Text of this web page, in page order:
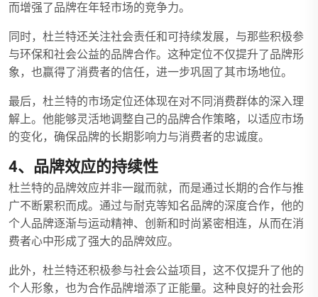
而增强了品牌在年轻市场的竞争力。
同时，杜兰特还关注社会责任和可持续发展，与那些积极参
与环保和社会公益的品牌合作。这种定位不仅提升了品牌形
象，也赢得了消费者的信任，进一步巩固了其市场地位。
最后，杜兰特的市场定位还体现在对不同消费群体的深入理
解上。他能够灵活地调整自己的品牌合作策略，以适应市场
的变化，确保品牌的长期影响力与消费者的忠诚度。
4、品牌效应的持续性
杜兰特的品牌效应并非一蹴而就，而是通过长期的合作与推
广不断累积而成。通过与耐克等知名品牌的深度合作，他的
个人品牌逐渐与运动精神、创新和时尚紧密相连，从而在消
费者心中形成了强大的品牌效应。
此外，杜兰特还积极参与社会公益项目，这不仅提升了他的
个人形象，也为合作品牌增添了正能量。这种良好的社会形